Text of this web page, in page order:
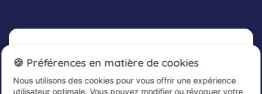
Newsletter
Inscrivez-vous dès maintenant à notre
🍪 Préférences en matière de cookies
Nous utilisons des cookies pour vous offrir une expérience
utilisateur optimale. Vous pouvez modifier ou révoquer votre